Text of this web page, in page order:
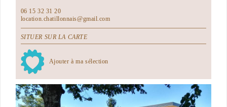
06 15 32 31 20
location.chatillonnais@gmail.com
SITUER SUR LA CARTE
Ajouter à ma sélection